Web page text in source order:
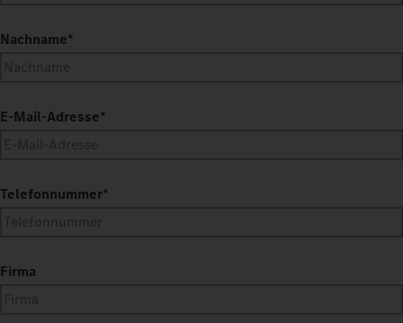
Nachname*
E-Mail-Adresse*
Telefonnummer*
Firma